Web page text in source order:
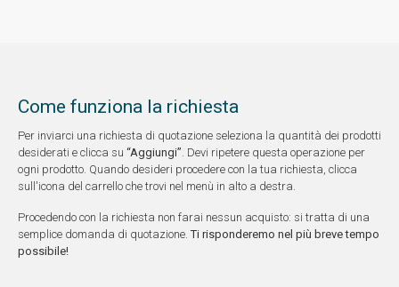
Come funziona la richiesta
Per inviarci una richiesta di quotazione seleziona la quantità dei prodotti
desiderati e clicca su “Aggiungi”. Devi ripetere questa operazione per
ogni prodotto. Quando desideri procedere con la tua richiesta, clicca
sull'icona del carrello che trovi nel menù in alto a destra.
Procedendo con la richiesta non farai nessun acquisto: si tratta di una
semplice domanda di quotazione.Ti risponderemo nel più breve tempo
possibile!